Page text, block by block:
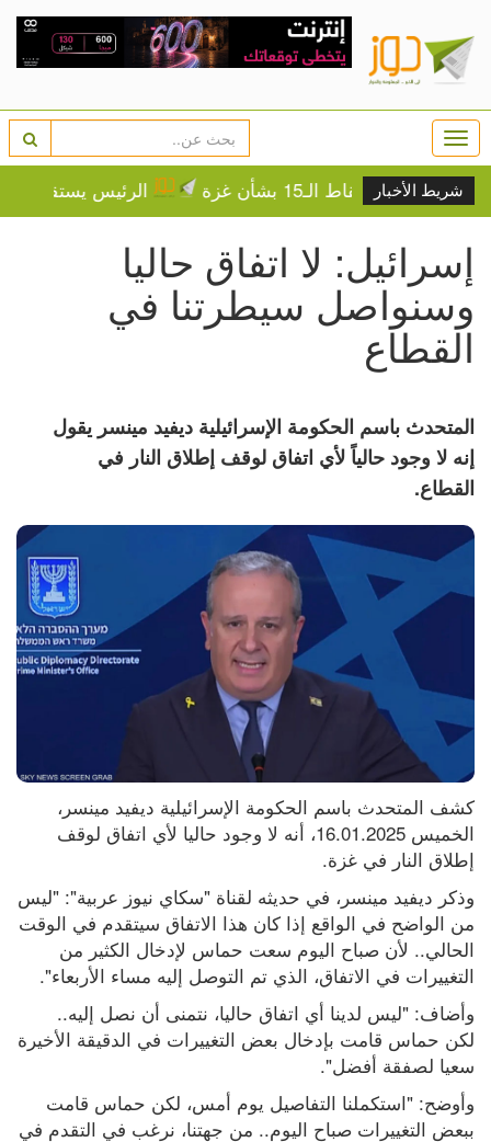
شريط الأخبار
النقاط الـ15 بشأن غزة الرئيس يستقبل رئيسة
إسرائيل: لا اتفاق حاليا
وسنواصل سيطرتنا في
القطاع
المتحدث باسم الحكومة الإسرائيلية ديفيد مينسر يقول
إنه لا وجود حالياً لأي اتفاق لوقف إطلاق النار في
القطاع.
إطلاق النار في غزة.
التغييرات في الاتفاق، الذي تم التوصل إليه مساء الأربعاء".
سعيا لصفقة أفضل".